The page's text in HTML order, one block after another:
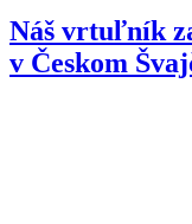
Náš vrtuľník
v Českom